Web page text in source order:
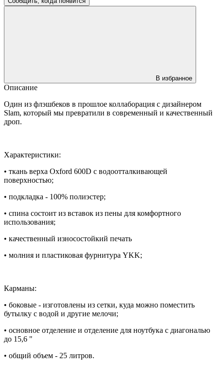
В избранное
Описание
Один из флэшбеков в прошлое коллаборация с дизайнером
Slam, который мы превратили в современный и качественный
дроп.
Характеристики:
• ткань верха Oxford 600D с водоотталкивающей
поверхностью;
• подкладка - 100% полиэстер;
• спина состоит из вставок из пены для комфортного
использования;
• качественный износостойкий печать
• молния и пластиковая фурнитура YKK;
Карманы:
• боковые - изготовлены из сетки, куда можно поместить
бутылку с водой и другие мелочи;
• основное отделение и отделение для ноутбука с диагональю
до 15,6 "
• общий объем - 25 литров.